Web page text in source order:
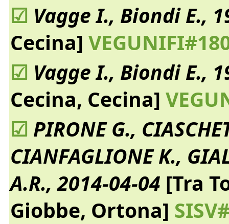
☑ Vagge I., Biondi E.,
Cecina]
☑ Vagge I., Biondi E.,
Cecina, Cecina]
☑ PIRONE G.,
CIANFAGLIONE K.,
A.R., 2014-04-04 [Tra
Giobbe, Ortona]